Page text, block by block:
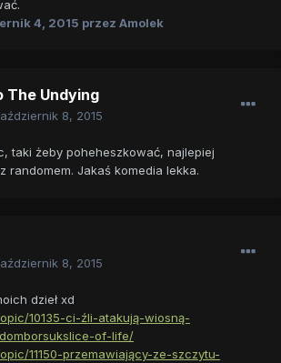
4, 2015 przez Amolek
The Undying
8, 2015
taki żeby poheheszkować, najlepiej
randomem. Jakaś komedia lekka.
8, 2015
dzieł xd
10135-ci-źli-atakują-wiosną-
of-life/
11150-przemawiający-ze-szczytu-